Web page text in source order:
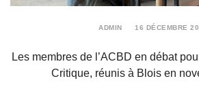
ADMIN
16 DÉCEMBRE
2026
Les membres de l’ACBD en débat
Critique, réunis à Blois en